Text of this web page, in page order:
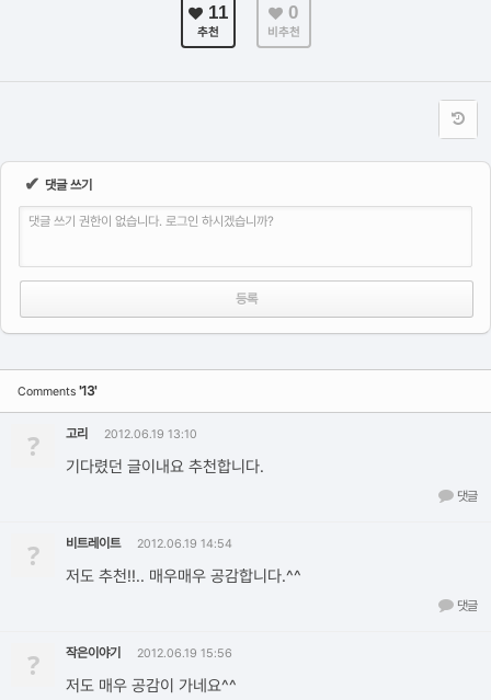
11
추천
0
비추천
✔ 댓글 쓰기
댓글 쓰기 권한이 없습니다. 로그인 하시겠습니까?
Comments '13'
? 고리 2012.06.19 13:10
기다렸던 글이내요 추천합니다.
댓글
? 비트레이트 2012.06.19 14:54
저도 추천!!.. 매우매우 공감합니다.^^
댓글
? 작은이야기 2012.06.19 15:56
저도 매우 공감이 가네요^^